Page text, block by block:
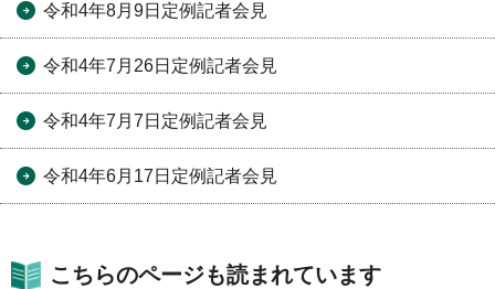
令和4年8月9日定例記者会見
令和4年7月26日定例記者会見
令和4年7月7日定例記者会見
令和4年6月17日定例記者会見
こちらのページも読まれています